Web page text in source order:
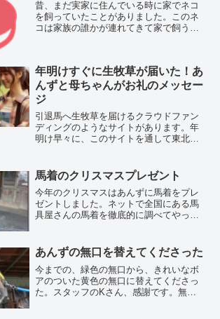
昔、まだ実家に住んでいる時に家でネコ
を飼っていたことがありました。このネ
コは家族の誰かが連れてきて家で飼うよ
た頃です。ボクひとりでネ...
年明けすぐに生牧草が届いた！あ
んずと母ちゃんがお礼のメッセー
ジ
引退馬へ生牧草を届けるクラウドファン
ディングのようなサイトがあります。年
明け早々に、このサイトを通して東北の
嬉しいことです。直接預託している牧場
へ青草をお送りいただき感謝しておりま
す。
馬着のクリスマスプレゼント
今年のクリスマスはあんずに馬着をプレ
ゼントしました。ネットで全国にある馬
具屋さんの馬着を徹底的に調べてやっと
ヨメが直接取り扱っているお店に問い合
わせて手に入れることがで...
あんずの無口を替えてくださった
今までの、緑色の無口から、きれいなボ
アのついた黄色の無口に替えてくださっ
た。スタッフのKさん、感謝です。無口